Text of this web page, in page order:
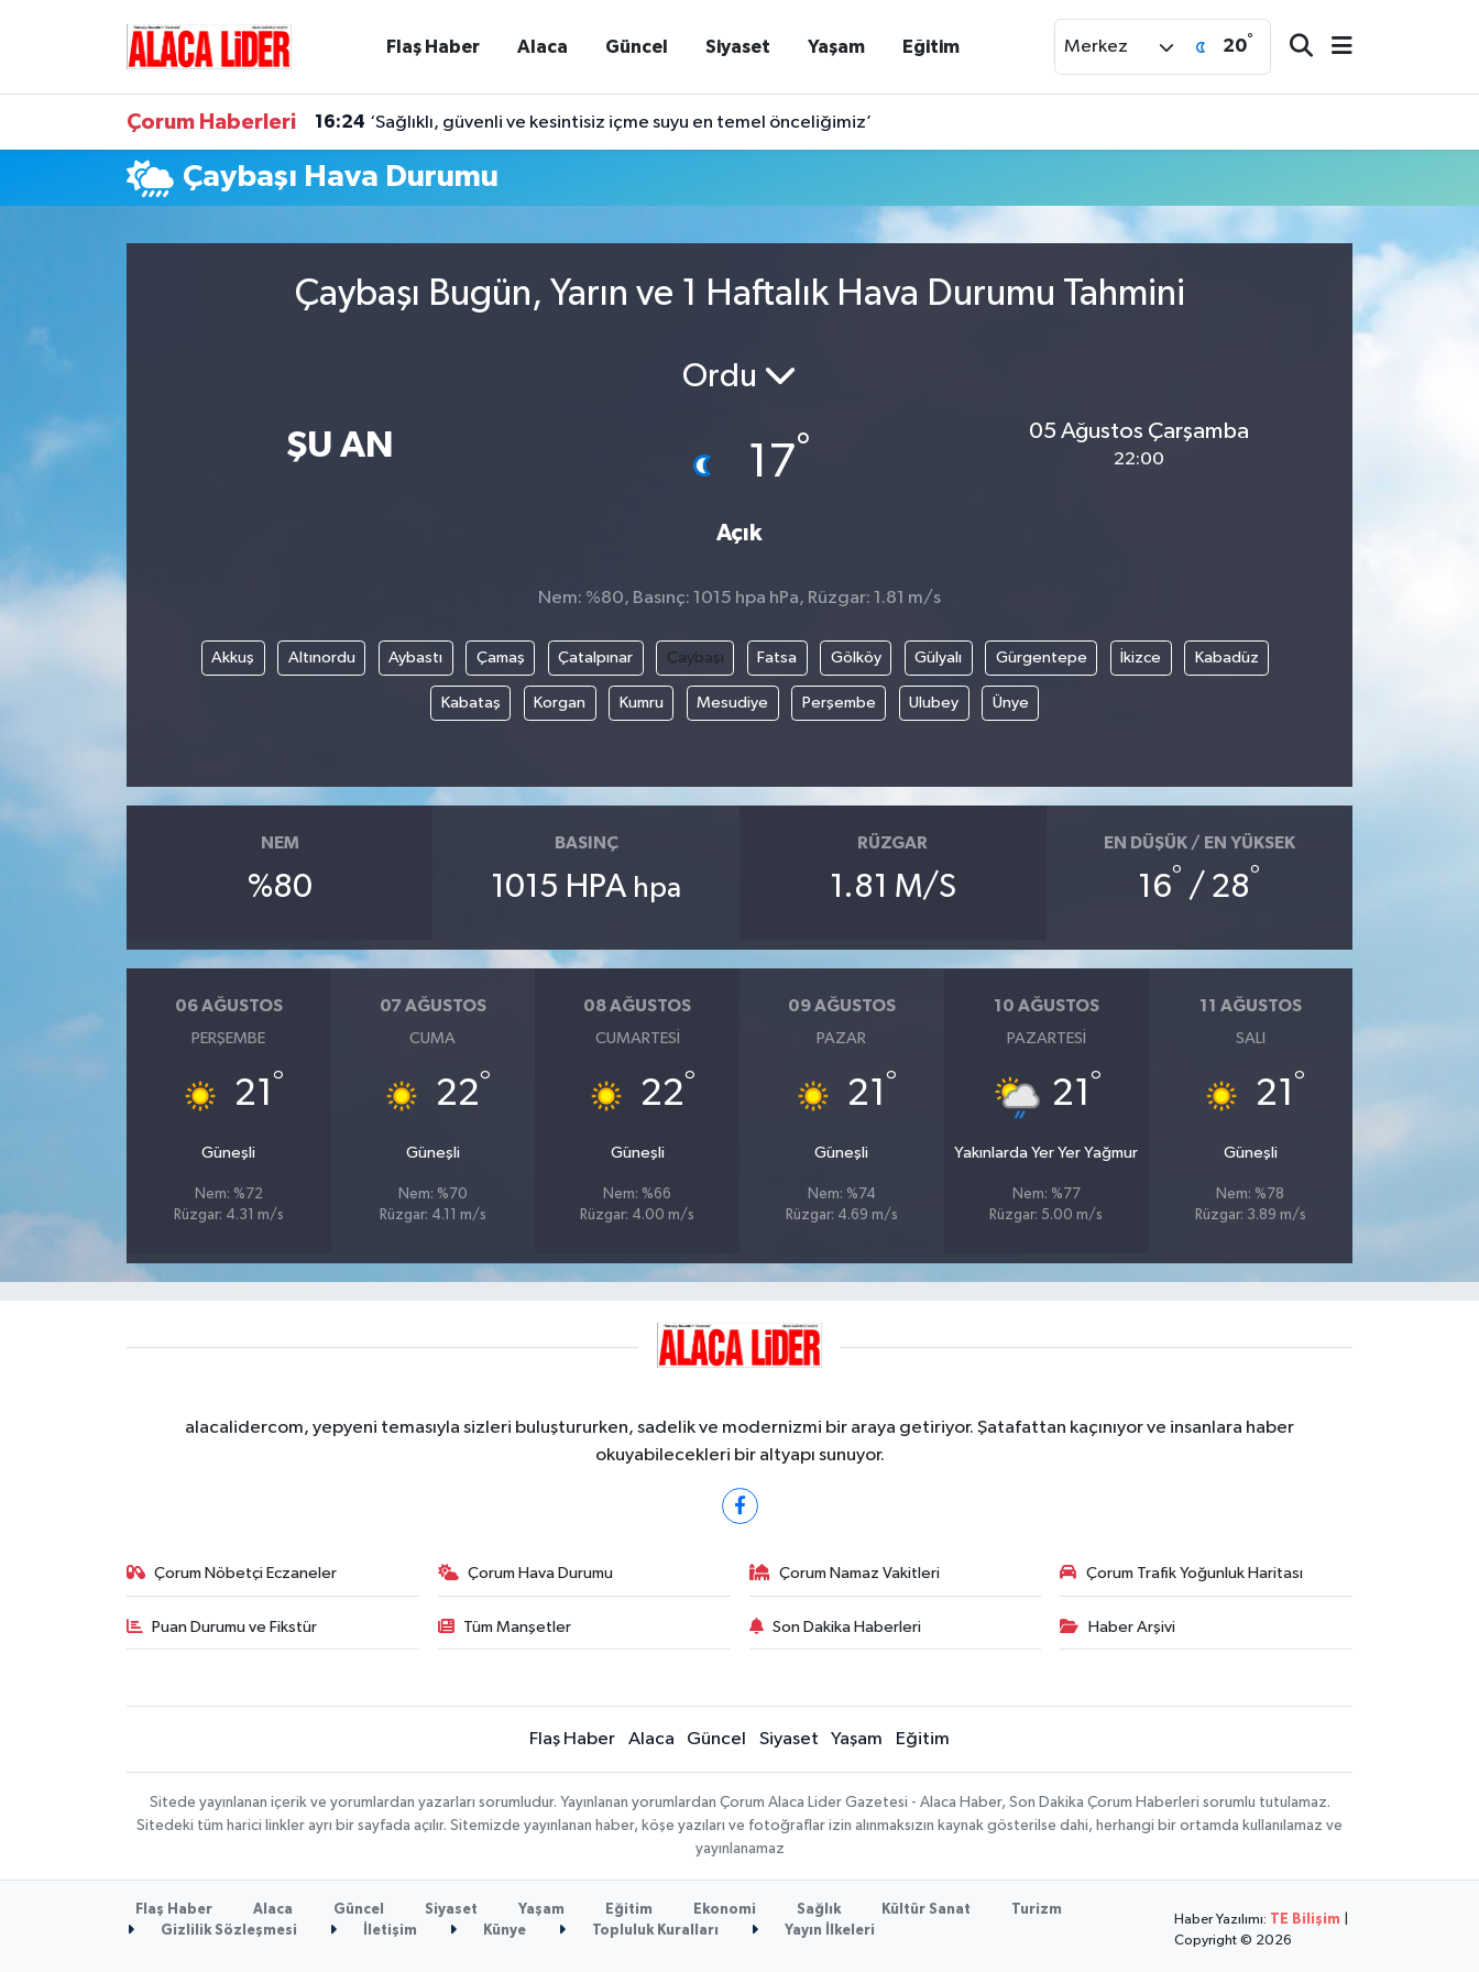
Flaş Haber Alaca Güncel Siyaset Yaşam Eğitim Merkez 20°
Çorum Haberleri 16:24 ‘Sağlıklı, güvenli ve kesintisiz içme suyu en temel önceliğimiz’
Çaybaşı Hava Durumu
Çaybaşı Bugün, Yarın ve 1 Haftalık Hava Durumu Tahmini
ŞU AN
Ordu
17°
Açık
05 Ağustos Çarşamba
22:00
Nem: %80, Basınç: 1015 hpa hPa, Rüzgar: 1.81 m/s
Akkuş Altınordu Aybastı Çamaş Çatalpınar Çaybaşı Fatsa Gölköy Gülyalı Gürgentepe İkizce Kabadüz
Kabataş Korgan Kumru Mesudiye Perşembe Ulubey Ünye
NEM
%80
BASINÇ
1015 HPA hpa
RÜZGAR
1.81 M/S
EN DÜŞÜK / EN YÜKSEK
16° / 28°
06 AĞUSTOS
PERŞEMBE
21 °
Güneşli
Nem: %72
Rüzgar: 4.31 m/s
07 AĞUSTOS
CUMA
22°
Güneşli
Nem: %70
Rüzgar: 4.11 m/s
08 AĞUSTOS
CUMARTESI
22°
Güneşli
Nem: %66
Rüzgar: 4.00 m/s
09 AĞUSTOS
PAZAR
21 °
Güneşli
Nem: %74
Rüzgar: 4.69 m/s
10 AĞUSTOS
PAZARTESI
21 °
Yakınlarda Yer Yer Yağmur
Nem: %77
Rüzgar: 5.00 m/s
11 AĞUSTOS
SALI
21 °
Güneşli
Nem: %78
Rüzgar: 3.89 m/s
alacalidercom, yepyeni temasıyla sizleri buluştururken, sadelik ve modernizmi bir araya getiriyor. Şatafattan kaçınıyor ve insanlara haber
okuyabilecekleri bir altyapı sunuyor.
Çorum Nöbetçi Eczaneler Çorum Hava Durumu Çorum Namaz Vakitleri Çorum Trafik Yoğunluk Haritası
Puan Durumu ve Fikstür Tüm Manşetler Son Dakika Haberleri Haber Arşivi
Flaş Haber Alaca Güncel Siyaset Yaşam Eğitim
Sitede yayınlanan içerik ve yorumlardan yazarları sorumludur. Yayınlanan yorumlardan Çorum Alaca Lider Gazetesi - Alaca Haber, Son Dakika Çorum Haberleri sorumlu tutulamaz.
Sitedeki tüm harici linkler ayrı bir sayfada açılır. Sitemizde yayınlanan haber, köşe yazıları ve fotoğraflar izin alınmaksızın kaynak gösterilse dahi, herhangi bir ortamda kullanılamaz ve
yayınlanamaz
Flaş Haber Alaca Güncel Siyaset Yaşam Eğitim Ekonomi Sağlık Kültür Sanat
Turizm
Gizlilik Sözleşmesi
İletişim Künye Topluluk Kuralları Yayın İlkeleri
Haber Yazılımı: TE Bilişim
Copyright © 2026
Çorum Namaz Vakitleri
Süper Lig Puan Durumu ve Fikstür
Son Dakika Haberleri